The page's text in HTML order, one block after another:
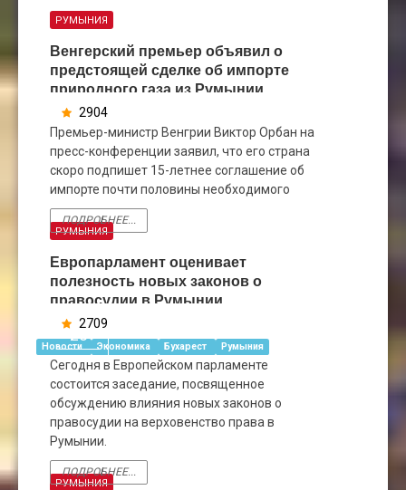
Венгерский премьер объявил о
предстоящей сделке об импорте
природного газа из Румынии
РУМЫНИЯ
ФЕВ
2904
Премьер-министр Венгрии Виктор Орбан на
пресс-конференции заявил, что его страна
скоро подпишет 15-летнее соглашение об
импорте почти половины необходимого
ПОДРОБНЕЕ...
Европарламент оценивает
полезность новых законов о
правосудии в Румынии
РУМЫНИЯ
28
ЯНВ
2709
Новости Экономика Бухарест Румыния
Сегодня в Европейском парламенте
состоится заседание, посвященное
обсуждению влияния новых законов о
правосудии на верховенство права в
Румынии.
ПОДРОБНЕЕ...
РУМЫНИЯ